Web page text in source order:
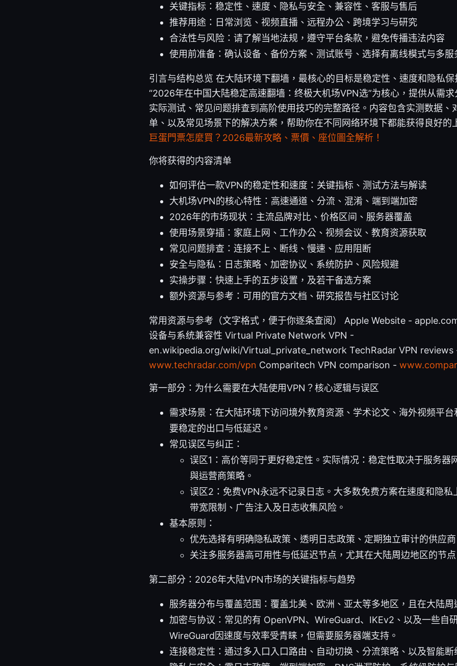
关键指标：稳定性、速度、隐私与安全、兼容性、客服与售后
推荐用途：日常浏览、视频直播、远程办公、跨境学习与研究
合法性与风险：请了解当地法规，遵守平台条款，避免传播违法内容
使用前准备：确认设备、备份方案、测试账号、选择有离线模式与多服
引言与结构总览 在大陆环境下翻墙，最核心的目标是稳定性、速度和隐私
“2026年在中国大陆稳定高速翻墙：终极大机场VPN选”为核心，提供从需求
实际测试、常见问题排查到高阶使用技巧的完整路径。内容包含实测数据、
单、以及常见场景下的解决方案，帮助你在不同网络环境下都能获得良好的
巨蛋門票怎麼買？2026最新攻略、票價、座位圖全解析！
你将获得的内容清单
如何评估一款VPN的稳定性和速度：关键指标、测试方法与解读
大机场VPN的核心特性：高速通道、分流、混淆、端到端加密
2026年的市场现状：主流品牌对比、价格区间、服务器覆盖
使用场景穿插：家庭上网、工作办公、视频会议、教育资源获取
常见问题排查：连接不上、断线、慢速、应用阻断
安全与隐私：日志策略、加密协议、系统防护、风险规避
实操步骤：快速上手的五步设置，及若干备选方案
额外资源与参考：可用的官方文档、研究报告与社区讨论
常用资源与参考（文字格式，便于你逐条查阅） Apple Website -
设备与系统兼容性 Virtual Private Network VPN -
en.wikipedia.org/wiki/Virtual_private_network TechRadar VPN reviews
www.techradar.com/vpn Comparitech VPN comparison -
第一部分：为什么需要在大陆使用VPN？核心逻辑与误区
需求场景：在大陆环境下访问境外教育资源、学术论文、海外视频平
要稳定的出口与低延迟。
常见误区与纠正：
误区1：高价等同于更好稳定性。实际情况：稳定性取决于服务器
與运营商策略。
误区2：免费VPN永远不记录日志。大多数免费方案在速度和隐私
带宽限制、广告注入及日志收集风险。
基本原则：
优先选择有明确隐私政策、透明日志政策、定期独立审计的供应商
关注多服务器高可用性与低延迟节点，尤其在大陆周边地区的节点
第二部分：2026年大陆VPN市场的关键指标与趋势
服务器分布与覆盖范围：覆盖北美、欧洲、亚太等多地区，且在大陆周
加密与协议：常见的有 OpenVPN、WireGuard、IKEv2、以及一些自
WireGuard因速度与效率受青睐，但需要服务器端支持。
连接稳定性：通过多入口入口路由、自动切换、分流策略、以及智能断